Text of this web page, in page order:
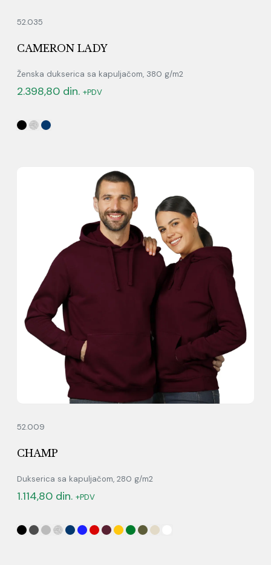
52.035
CAMERON LADY
Ženska dukserica sa kapuljačom, 380 g/m2
2.398,80 din. +PDV
52.009
CHAMP
Dukserica sa kapuljačom, 280 g/m2
1.114,80 din. +PDV